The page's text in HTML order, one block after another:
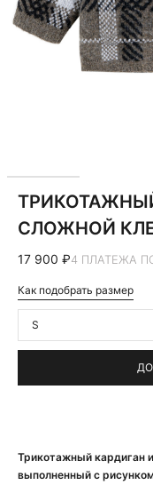
Трикотажный кардиган
выполненный с
СЛОЖНОЙ
17 900 ₽4 ПЛАТЕЖА
Как подобрать размер
S